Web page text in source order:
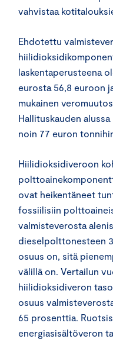
vahvistaa
Ehdotettu
laskentaperusteena
eurosta 56,8 euroon
mukainen
Hallituskauden
noin 77 euron
Hiilidioksidiveroon
ovat heikentäneet
fossiilisiin
valmisteverosta
dieselpolttonesteen
osuus on, sitä
välillä on. Vertailun
hiilidioksidiveron
osuus
65 prosenttia.
energiasisältöveron